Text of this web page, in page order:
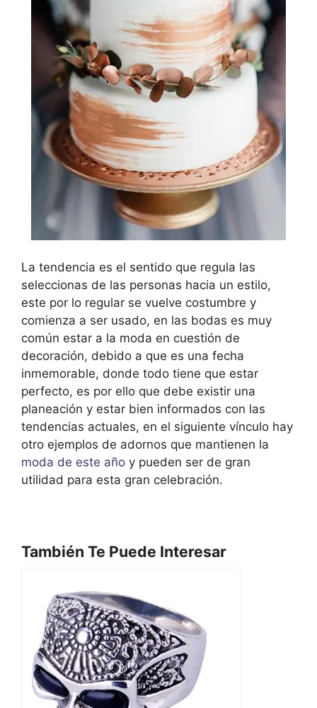
La tendencia es el sentido que regula las
seleccionas de las personas hacia un estilo,
este por lo regular se vuelve costumbre y
comienza a ser usado, en las bodas es muy
común estar a la moda en cuestión de
decoración, debido a que es una fecha
inmemorable, donde todo tiene que estar
perfecto, es por ello que debe existir una
planeación y estar bien informados con las
tendencias actuales, en el siguiente vínculo hay
otro ejemplos de adornos que mantienen la
moda de este año y pueden ser de gran
utilidad para esta gran celebración.
También Te Puede Interesar